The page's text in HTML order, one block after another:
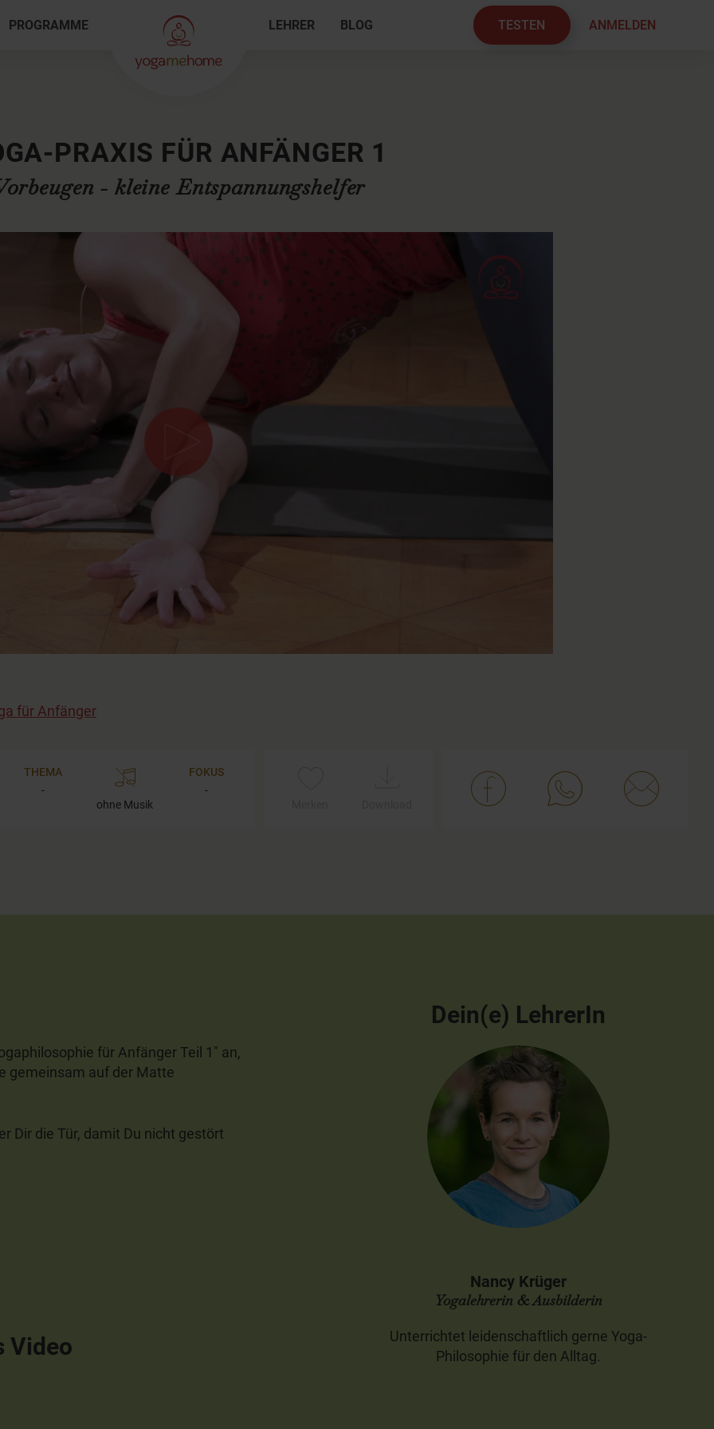
PROGRAMME LEHRER BLOG TESTEN ANMELDEN
PRAXIS FÜR ANFÄNGER 1
- kleine Entspannungshelfer
für Anfänger
THEMA
-
ohne Musik
FOKUS
-
für Anfänger Teil 1" an,
gemeinsam auf der Matte
Dir die Tür, damit Du nicht gestört
Video
Dein(e) LehrerIn
Nancy Krüger
Yogalehrerin & Ausbilderin
Unterrichtet leidenschaftlich gerne Yoga-
Philosophie für den Alltag.